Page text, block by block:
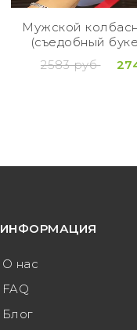
Мужской
(съедобный
2583 руб
ИНФОРМАЦИЯ
О нас
FAQ
Блог